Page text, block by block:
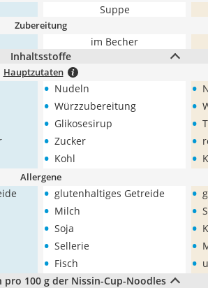
Suppe
Zubereitung
im Becher
Inhaltsstoffe
Hauptzutaten
• Nudeln
• Würzzubereitung
• Glikosesirup
• Zucker
• Kohl
•
•
•
•
•
Allergene
• glutenhaltiges Getreide
• Milch
• Soja
• Sellerie
• Fisch
•
•
•
•
•
pro 100 g der Nissin-Cup-Noodles